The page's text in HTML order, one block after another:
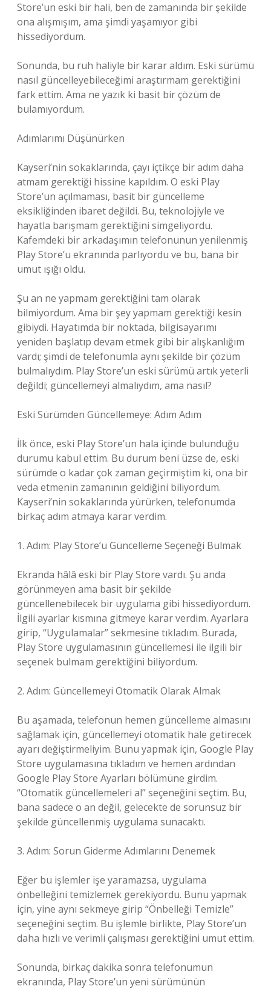
Store’un eski bir hali, ben de zamanında bir şekilde
ona alışmışım, ama şimdi yaşamıyor gibi
hissediyordum.
Sonunda, bu ruh haliyle bir karar aldım. Eski sürümü
nasıl güncelleyebileceğimi araştırmam gerektiğini
fark ettim. Ama ne yazık ki basit bir çözüm de
bulamıyordum.
Adımlarımı Düşünürken
Kayseri’nin sokaklarında, çayı içtikçe bir adım daha
atmam gerektiği hissine kapıldım. O eski Play
Store’un açılmaması, basit bir güncelleme
eksikliğinden ibaret değildi. Bu, teknolojiyle ve
hayatla barışmam gerektiğini simgeliyordu.
Kafemdeki bir arkadaşımın telefonunun yenilenmiş
Play Store’u ekranında parlıyordu ve bu, bana bir
umut ışığı oldu.
Şu an ne yapmam gerektiğini tam olarak
bilmiyordum. Ama bir şey yapmam gerektiği kesin
gibiydi. Hayatımda bir noktada, bilgisayarımı
yeniden başlatıp devam etmek gibi bir alışkanlığım
vardı; şimdi de telefonumla aynı şekilde bir çözüm
bulmalıydım. Play Store’un eski sürümü artık yeterli
değildi; güncellemeyi almalıydım, ama nasıl?
Eski Sürümden Güncellemeye: Adım Adım
İlk önce, eski Play Store’un hala içinde bulunduğu
durumu kabul ettim. Bu durum beni üzse de, eski
sürümde o kadar çok zaman geçirmiştim ki, ona bir
veda etmenin zamanının geldiğini biliyordum.
Kayseri’nin sokaklarında yürürken, telefonumda
birkaç adım atmaya karar verdim.
1. Adım: Play Store’u Güncelleme Seçeneği Bulmak
Ekranda hâlâ eski bir Play Store vardı. Şu anda
görünmeyen ama basit bir şekilde
güncellenebilecek bir uygulama gibi hissediyordum.
İlgili ayarlar kısmına gitmeye karar verdim. Ayarlara
girip, “Uygulamalar” sekmesine tıkladım. Burada,
Play Store uygulamasının güncellemesi ile ilgili bir
seçenek bulmam gerektiğini biliyordum.
2. Adım: Güncellemeyi Otomatik Olarak Almak
Bu aşamada, telefonun hemen güncelleme almasını
sağlamak için, güncellemeyi otomatik hale getirecek
ayarı değiştirmeliyim. Bunu yapmak için, Google Play
Store uygulamasına tıkladım ve hemen ardından
Google Play Store Ayarları bölümüne girdim.
“Otomatik güncellemeleri al” seçeneğini seçtim. Bu,
bana sadece o an değil, gelecekte de sorunsuz bir
şekilde güncellenmiş uygulama sunacaktı.
3. Adım: Sorun Giderme Adımlarını Denemek
Eğer bu işlemler işe yaramazsa, uygulama
önbelleğini temizlemek gerekiyordu. Bunu yapmak
için, yine aynı sekmeye girip “Önbelleği Temizle”
seçeneğini seçtim. Bu işlemle birlikte, Play Store’un
daha hızlı ve verimli çalışması gerektiğini umut ettim.
Sonunda, birkaç dakika sonra telefonumun
ekranında, Play Store’un yeni sürümünün